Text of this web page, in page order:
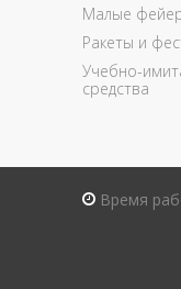
Малые
Ракеты и
Учебно-
средства
Время